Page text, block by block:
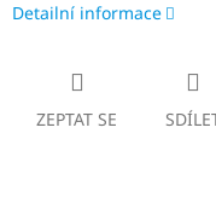
Detailní informace
ZEPTAT SE